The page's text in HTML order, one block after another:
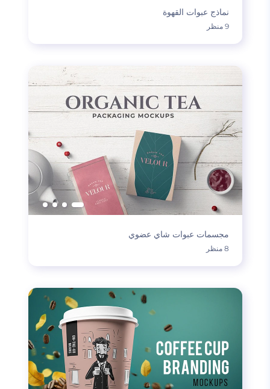
نماذج عبوات القهوة
9 منظر
مجسمات عبوات شاي عضوي
8 منظر